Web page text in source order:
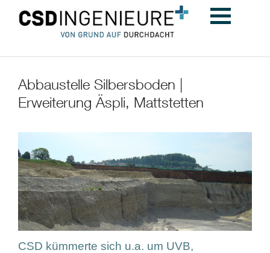
Abbaustelle Silbersboden |
Erweiterung Äspli, Mattstetten
CSD kümmerte sich u.a. um UVB,